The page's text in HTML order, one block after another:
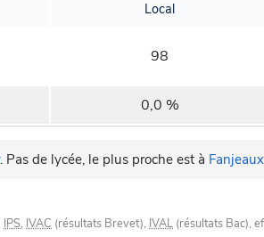
Local
98
0,0 %
. Pas de lycée, le plus proche est à Fanjeaux
IPS, IVAC (résultats Brevet), IVAL (résultats Bac),